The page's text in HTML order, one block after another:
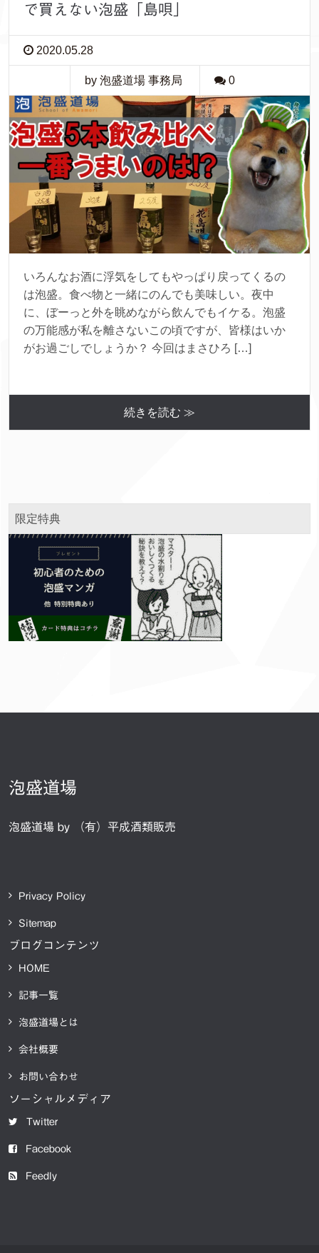
で買えない泡盛「島唄」
2020.05.28
by 泡盛道場 事務局 0
いろんなお酒に浮気をしてもやっぱり戻ってくるの
は泡盛。食べ物と一緒にのんでも美味しい。夜中
に、ぼーっと外を眺めながら飲んでもイケる。泡盛
の万能感が私を離さないこの頃ですが、皆様はいか
がお過ごしでしょうか？ 今回はまさひろ […]
続きを読む ≫
限定特典
泡盛道場
泡盛道場 by （有）平成酒類販売
Privacy Policy
Sitemap
ブログコンテンツ
HOME
記事一覧
泡盛道場とは
会社概要
お問い合わせ
ソーシャルメディア
Twitter
Facebook
Feedly